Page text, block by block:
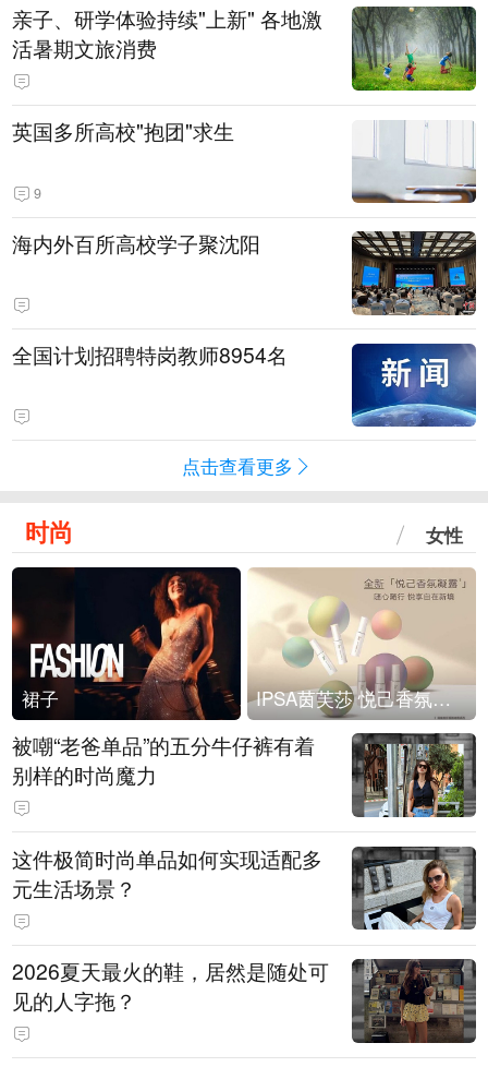
亲子、研学体验持续"上新" 各地激
活暑期文旅消费
英国多所高校"抱团"求生
9
海内外百所高校学子聚沈阳
全国计划招聘特岗教师8954名
点击查看更多
时尚 女性
裙子 IPSA茵芙莎 悦己香氛凝露上市
被嘲“老爸单品”的五分牛仔裤有着
别样的时尚魔力
这件极简时尚单品如何实现适配多
元生活场景？
2026夏天最火的鞋，居然是随处可
见的人字拖？